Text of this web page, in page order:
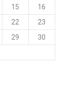
15
16
22
23
29
30